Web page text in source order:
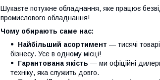
Шукаєте потужне обладнання, яке працює
промислового обладнання!
Чому обирають саме нас:
Найбільший асортимент — тисячі
бізнесу. Усе в одному місці!
Гарантована якість — ми офіційні
техніку, яка служить довго.